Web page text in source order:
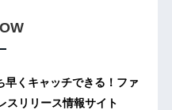
早くキャッチできる！ファ
スリリース情報サイト